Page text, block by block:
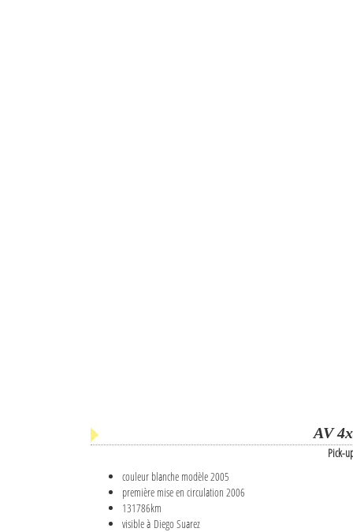
AV
Pick-
couleur blanche modèle 2005
première mise en circulation 2006
131786km
visible à Diego Suarez